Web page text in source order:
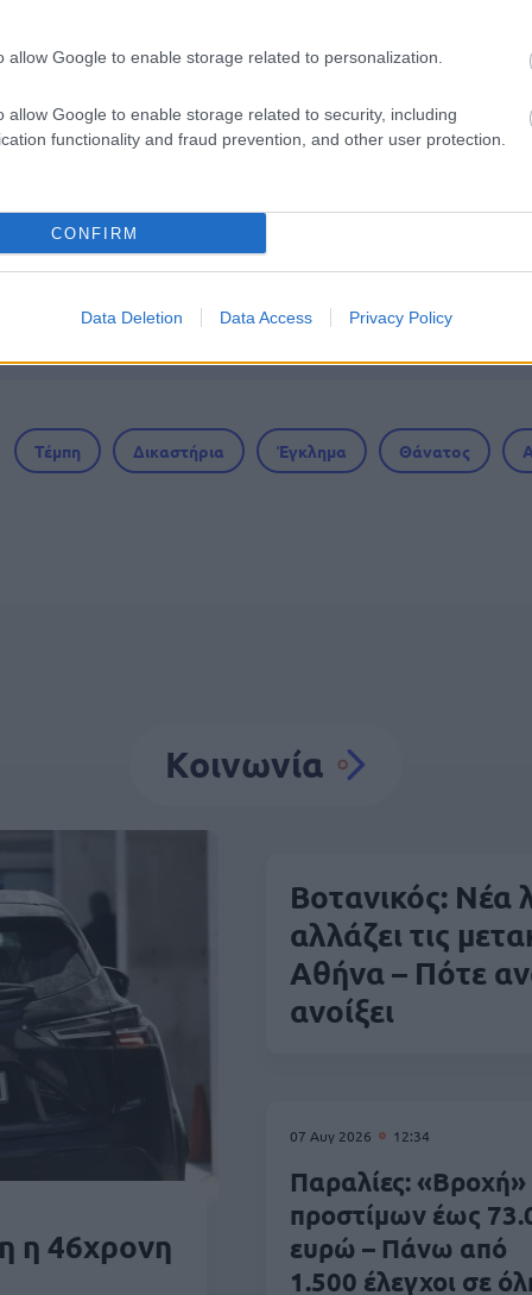
allow Google to enable storage related to personalization.
allow Google to enable storage related to security, including
functionality and fraud prevention, and other user protection.
CONFIRM
Data Deletion Data Access Privacy Policy
προσλήψεων 2027 -
στο Εθνικό Θέατρο για απόφοιτους λυκείου -
Τέμπη Δικαστήρια Έγκλημα Θάνατος
Κοινωνία
η 46χρονη
Βοτανικός:
αλλάζει τις
Αθήνα – Πότε
ανοίξει
07 Αυγ 2026 12:34
Παραλίες: «Βροχή»
προστίμων έως
ευρώ – Πάνω από
1.500 έλεγχοι σε